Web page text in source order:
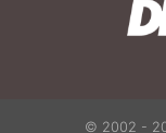
© 2002 -